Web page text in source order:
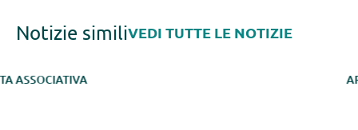
Notizie similiVEDI TUTTE LE NOTIZIE
ARCIPELAGHI